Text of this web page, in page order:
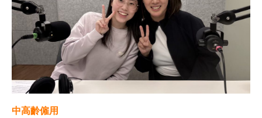
中高齡僱用